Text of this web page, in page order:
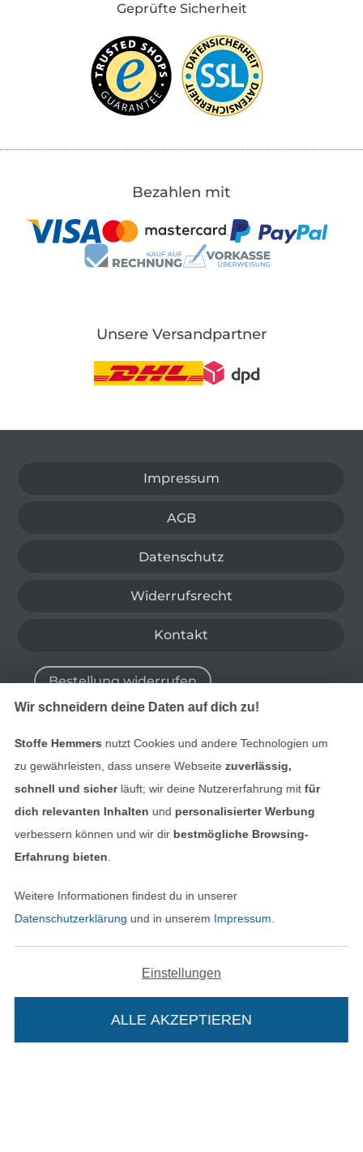
In deinen Warenkorb
Geprüfte Sicherheit
Bezahlen mit
Unsere Versandpartner
Impressum
AGB
Datenschutz
Widerrufsrecht
Kontakt
Bestellung widerrufen
Deutsch
Nederlands
In den niederländischen
Wir schneidern deine Daten auf dich zu!
Stoffe Hemmers nutzt Cookies und andere Technologien um
zu gewährleisten, dass unsere Webseite zuverlässig,
schnell und sicherläuft; wir deine Nutzererfahrung mitfür
dich relevanten Inhalten und personalisierter Werbung
verbessern können und wir dir bestmögliche Browsing-
Erfahrung bieten
Weitere Informationen findest du in unserer
Datenschutzerklärung und in unserem Impressum
Einstellungen
ALLE AKZEPTIEREN